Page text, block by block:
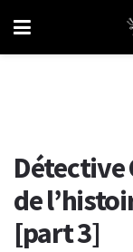
Détective
de
[part 3]